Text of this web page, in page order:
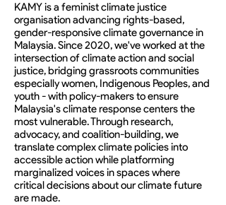
KAMY is a feminist climate justice
organisation advancing rights-based,
gender-responsive climate governance in
Malaysia. Since 2020, we've worked at the
intersection of climate action and social
justice, bridging grassroots communities
especially women, Indigenous Peoples, and
youth - with policy-makers to ensure
Malaysia's climate response centers the
most vulnerable. Through research,
advocacy, and coalition-building, we
translate complex climate policies into
accessible action while platforming
marginalized voices in spaces where
critical decisions about our climate future
are made.